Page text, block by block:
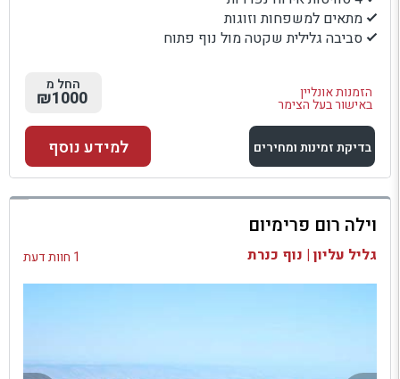
מתאים למשפחות וזוגות
סביבה גלילית שקטה מול נוף פתוח
הזמנות אונליין
באישור בעל הצימר
החל מ
₪1000
בדיקת זמינות ומחירים
למתחם זה
בדיקת זמינות ומחירים
למידע נוסף
וילה רום פרימיום
גליל עליון | נוף כנרת 1 חוות דעת